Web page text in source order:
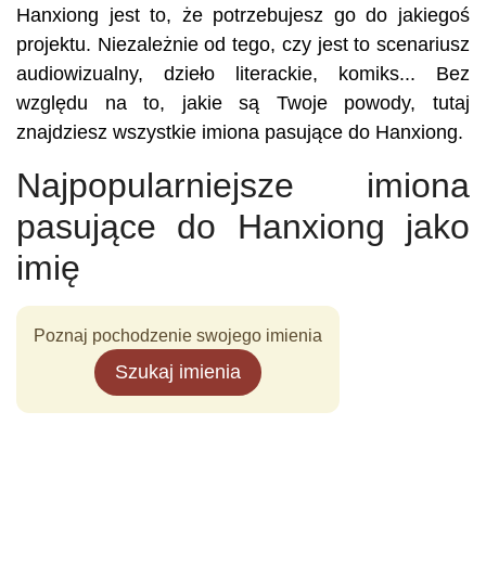
Hanxiong jest to, że potrzebujesz go do jakiegoś
projektu. Niezależnie od tego, czy jest to scenariusz
audiowizualny, dzieło literackie, komiks... Bez
względu na to, jakie są Twoje powody, tutaj
znajdziesz wszystkie imiona pasujące do Hanxiong.
Najpopularniejsze imiona
pasujące do Hanxiong jako
imię
Poznaj pochodzenie swojego imienia
Szukaj imienia